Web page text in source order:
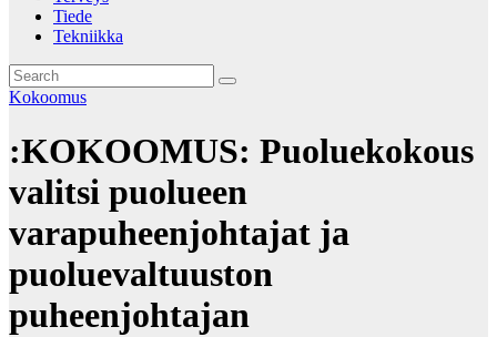
Tiede
Tekniikka
Kokoomus
:KOKOOMUS: Puoluekokous
valitsi puolueen
varapuheenjohtajat ja
puoluevaltuuston
puheenjohtajan